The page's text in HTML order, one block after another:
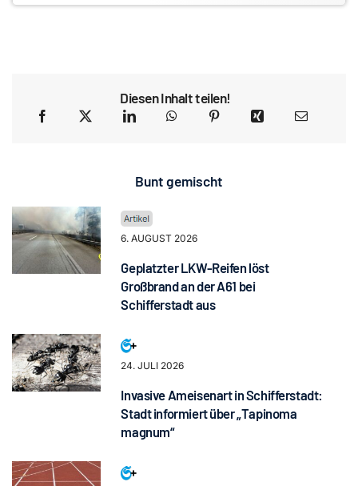
Diesen Inhalt teilen!
Bunt gemischt
6. AUGUST 2026
Geplatzter LKW-Reifen löst
Großbrand an der A61 bei
Schifferstadt aus
24. JULI 2026
Invasive Ameisenart in Schifferstadt:
Stadt informiert über „Tapinoma
magnum“